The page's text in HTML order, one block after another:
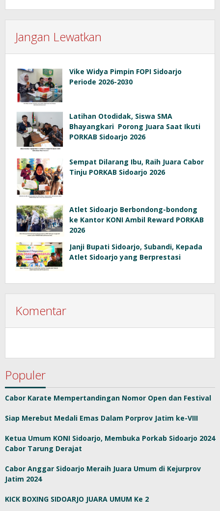
Jangan Lewatkan
Vike Widya Pimpin FOPI Sidoarjo
Periode 2026-2030
Latihan Otodidak, Siswa SMA
Bhayangkari Porong Juara Saat Ikuti
PORKAB Sidoarjo 2026
Sempat Dilarang Ibu, Raih Juara Cabor
Tinju PORKAB Sidoarjo 2026
Atlet Sidoarjo Berbondong-bondong
ke Kantor KONI Ambil Reward PORKAB
2026
Janji Bupati Sidoarjo, Subandi, Kepada
Atlet Sidoarjo yang Berprestasi
Komentar
Populer
Cabor Karate Mempertandingan Nomor Open dan Festival
Siap Merebut Medali Emas Dalam Porprov Jatim ke-VIII
Ketua Umum KONI Sidoarjo, Membuka Porkab Sidoarjo 2024
Cabor Tarung Derajat
Cabor Anggar Sidoarjo Meraih Juara Umum di Kejurprov
Jatim 2024
KICK BOXING SIDOARJO JUARA UMUM Ke 2